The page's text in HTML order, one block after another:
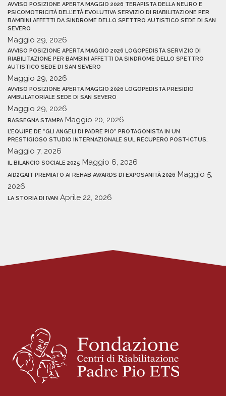
AVVISO POSIZIONE APERTA MAGGIO 2026 TERAPISTA DELLA NEURO E
PSICOMOTRICITÀ DELL’ETÀ EVOLUTIVA SERVIZIO DI RIABILITAZIONE PER
BAMBINI AFFETTI DA SINDROME DELLO SPETTRO AUTISTICO SEDE DI SAN
SEVERO
Maggio 29, 2026
AVVISO POSIZIONE APERTA MAGGIO 2026 LOGOPEDISTA SERVIZIO DI
RIABILITAZIONE PER BAMBINI AFFETTI DA SINDROME DELLO SPETTRO
AUTISTICO SEDE DI SAN SEVERO
Maggio 29, 2026
AVVISO POSIZIONE APERTA MAGGIO 2026 LOGOPEDISTA PRESIDIO
AMBULATORIALE SEDE DI SAN SEVERO
Maggio 29, 2026
RASSEGNA STAMPA Maggio 20, 2026
L’EQUIPE DE “GLI ANGELI DI PADRE PIO” PROTAGONISTA IN UN
PRESTIGIOSO STUDIO INTERNAZIONALE SUL RECUPERO POST-ICTUS.
Maggio 7, 2026
IL BILANCIO SOCIALE 2025 Maggio 6, 2026
AID2GAIT PREMIATO AI REHAB AWARDS DI EXPOSANITÀ 2026 Maggio 5,
2026
LA STORIA DI IVAN Aprile 22, 2026